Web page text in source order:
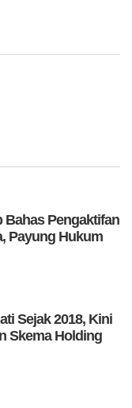
Bahas Pengaktifan
Payung Hukum
Sejak 2018, Kini
Skema Holding